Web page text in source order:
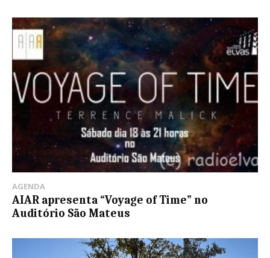
AGENDA
AIAR apresenta “Voyage of Time” no
Auditório São Mateus